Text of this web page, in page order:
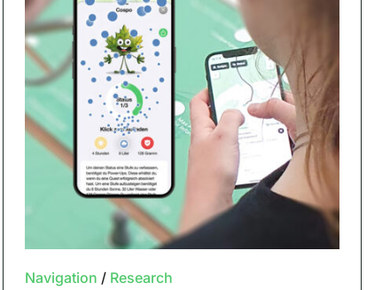
Navigation / Research